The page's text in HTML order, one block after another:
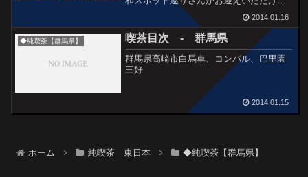
ということで、それまでの間『喫茶コン
パル』で待っていようと思い向かいまし
たが、行ってみると既に本日閉...
2014.01.16
◆純喫茶【群馬県】 喫茶目次 - 群馬県
群馬県高崎市白馬車、コンパル、巴里園
三好
2014.01.15
ホーム 純喫茶 東日本 ◆純喫茶【群馬県】